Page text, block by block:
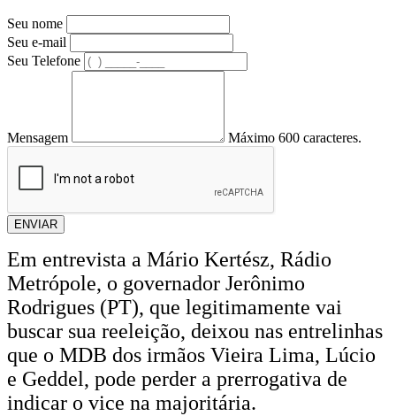
Seu nome
Seu e-mail
Seu Telefone
Mensagem Máximo 600 caracteres.
ENVIAR
Em entrevista a Mário Kertész, Rádio
Metrópole, o governador Jerônimo
Rodrigues (PT), que legitimamente vai
buscar sua reeleição, deixou nas entrelinhas
que o MDB dos irmãos Vieira Lima, Lúcio
e Geddel, pode perder a prerrogativa de
indicar o vice na majoritária.